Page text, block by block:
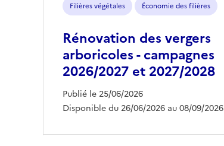
Filières végétales Économie des filières
Rénovation des vergers
arboricoles - campagnes
2026/2027 et 2027/2028
Publié le 25/06/2026
Disponible du 26/06/2026 au 08/09/2026